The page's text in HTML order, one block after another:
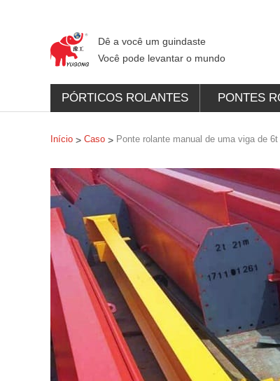
Dê a você um guindaste
Você pode levantar o mundo
PÓRTICOS ROLANTES PONTES
Início > Caso > Ponte rolante manual de uma viga de